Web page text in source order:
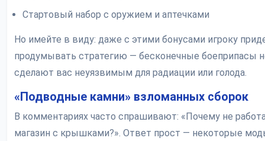
Стартовый набор с оружием и аптечками
Но имейте в виду: даже с этими бонусами игроку
продумывать стратегию — бесконечные боеприпасы
сделают вас неуязвимым для радиации или голода.
«Подводные камни» взломанных сборок
В комментариях часто спрашивают: «Почему не
магазин с крышками?». Ответ прост — некоторые